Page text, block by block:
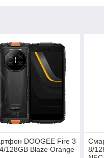
DOOGEE Fire 3
128GB Blaze Orange
8/